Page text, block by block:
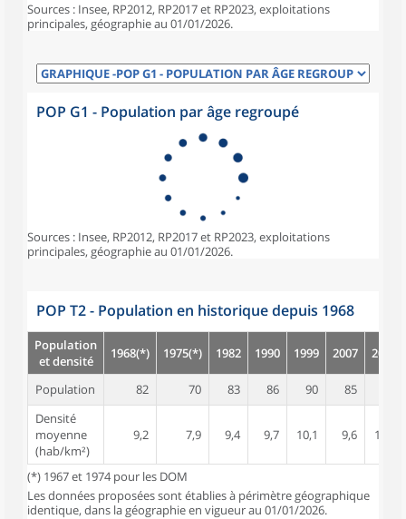
Sources : Insee, RP2012, RP2017 et RP2023, exploitations
principales, géographie au 01/01/2026.
POP G1 - Population par âge regroupé
Sources : Insee, RP2012, RP2017 et RP2023, exploitations
principales, géographie au 01/01/2026.
POP T2 - Population en historique depuis 1968
Population
et densité
1968(*) 1975(*) 1982 1990 1999 2007 2012
Population 82 70 83 86 90 85
Densité
moyenne
(hab/km²)
9,2 7,9 9,4 9,7 10,1 9,6 10,4
(*) 1967 et 1974 pour les DOM
Les données proposées sont établies à périmètre géographique
identique, dans la géographie en vigueur au 01/01/2026.